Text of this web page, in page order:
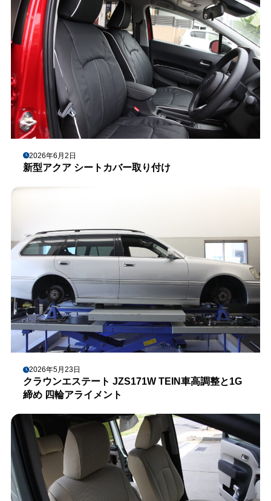
2026年6月2日
新型アクア シートカバー取り付け
2026年5月23日
クラウンエステート JZS171W TEIN車高調整と1G
締め 四輪アライメント